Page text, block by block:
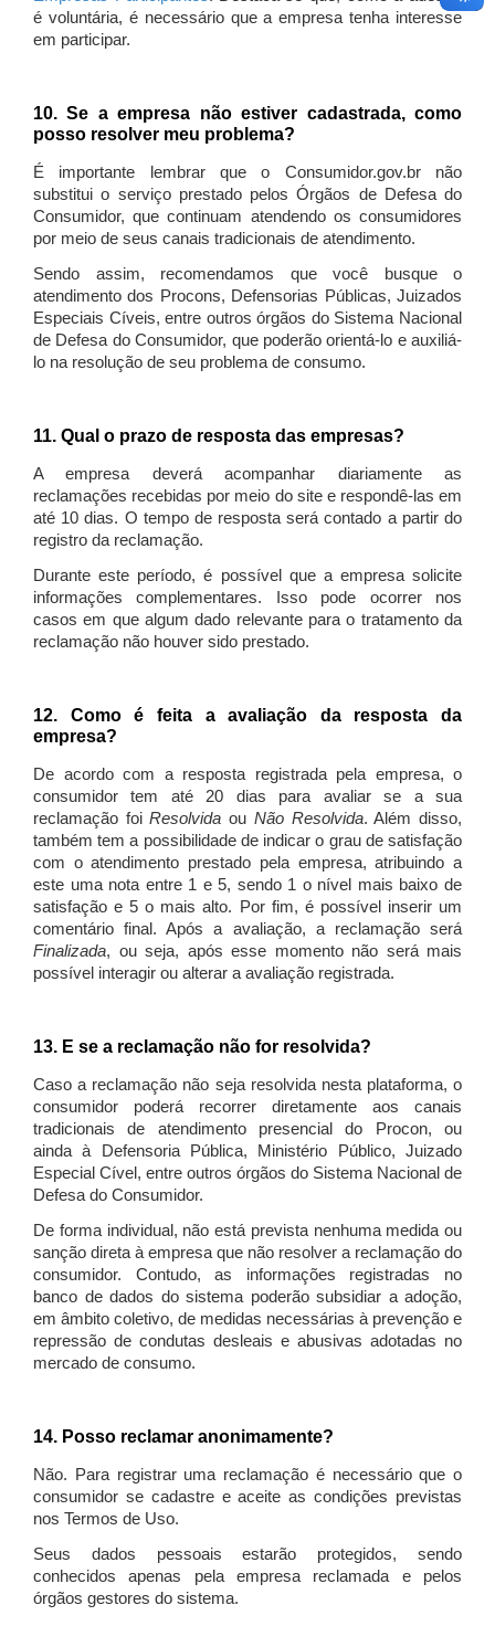
é voluntária, é necessário que a empresa tenha interesse
em participar.
10. Se a empresa não estiver cadastrada, como
posso resolver meu problema?
É importante lembrar que o Consumidor.gov.br não
substitui o serviço prestado pelos Órgãos de Defesa do
Consumidor, que continuam atendendo os consumidores
por meio de seus canais tradicionais de atendimento.
Sendo assim, recomendamos que você busque o
atendimento dos Procons, Defensorias Públicas, Juizados
Especiais Cíveis, entre outros órgãos do Sistema Nacional
de Defesa do Consumidor, que poderão orientá-lo e auxiliá-
lo na resolução de seu problema de consumo.
11. Qual o prazo de resposta das empresas?
A empresa deverá acompanhar diariamente as
reclamações recebidas por meio do site e respondê-las em
até 10 dias. O tempo de resposta será contado a partir do
registro da reclamação.
Durante este período, é possível que a empresa solicite
informações complementares. Isso pode ocorrer nos
casos em que algum dado relevante para o tratamento da
reclamação não houver sido prestado.
12. Como é feita a avaliação da resposta da
empresa?
De acordo com a resposta registrada pela empresa, o
consumidor tem até 20 dias para avaliar se a sua
reclamação foiResolvida ou Não Resolvida. Além disso,
também tem a possibilidade de indicar o grau de satisfação
com o atendimento prestado pela empresa, atribuindo a
este uma nota entre 1 e 5, sendo 1 o nível mais baixo de
satisfação e 5 o mais alto. Por fim, é possível inserir um
comentário final. Após a avaliação, a reclamação será
Finalizada, ou seja, após esse momento não será mais
possível interagir ou alterar a avaliação registrada.
13. E se a reclamação não for resolvida?
Caso a reclamação não seja resolvida nesta plataforma, o
consumidor poderá recorrer diretamente aos canais
tradicionais de atendimento presencial do Procon, ou
ainda à Defensoria Pública, Ministério Público, Juizado
Especial Cível, entre outros órgãos do Sistema Nacional de
Defesa do Consumidor.
De forma individual, não está prevista nenhuma medida ou
sanção direta à empresa que não resolver a reclamação do
consumidor. Contudo, as informações registradas no
banco de dados do sistema poderão subsidiar a adoção,
em âmbito coletivo, de medidas necessárias à prevenção e
repressão de condutas desleais e abusivas adotadas no
mercado de consumo.
14. Posso reclamar anonimamente?
Não. Para registrar uma reclamação é necessário que o
consumidor se cadastre e aceite as condições previstas
nos Termos de Uso.
Seus dados pessoais estarão protegidos, sendo
conhecidos apenas pela empresa reclamada e pelos
órgãos gestores do sistema.